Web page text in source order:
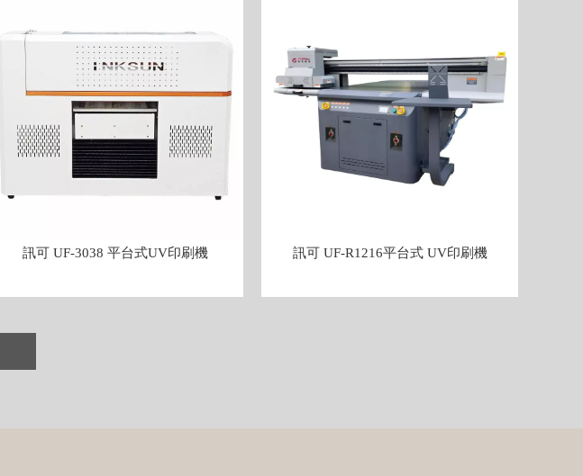
訊可 UF-3038 平台式UV印刷機 訊可 UF-R1216平台式 UV印刷機